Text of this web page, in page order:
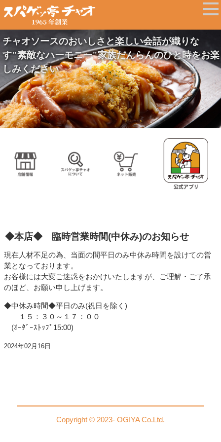
チャオソースのおいしさと楽しい会話が織りな
す"素敵なハーモニー"家族だんらんのひと時をお楽
しみください
◆本店◆ 臨時営業時間(中休み)のお知らせ
現在人材不足の為、当面の間平日のみ中休み時間を設けての営
業となっております。
お客様には大変ご迷惑をおかけいたしますが、ご理解・ご了承
のほど、お願い申し上げます。
◆中休み時間◆平日のみ(祝日を除く)
１５：３０～１７：００
(ｵｰﾀﾞｰｽﾄｯﾌﾟ15:00)
2024年02月16日
Copyright © 2023- OGIYA Co.Ltd.